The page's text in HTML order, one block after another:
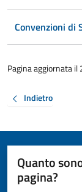
Convenzioni di
Pagina aggiornata
Indietro
Quanto
pagina?